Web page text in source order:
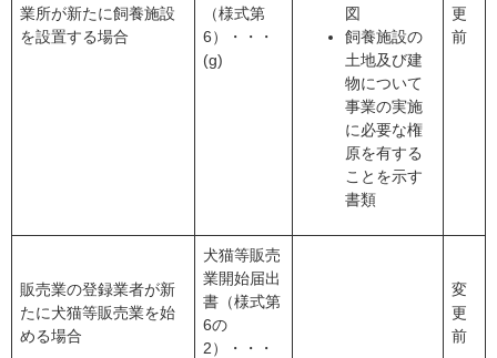
業所が新たに飼養施設
を設置する場合
（様式第
6）・・・
(g)
図
飼養施設の
土地及び建
物について
事業の実施
に必要な権
原を有する
ことを示す
書類
更
前
販売業の登録業者が新
たに犬猫等販売業を始
める場合
犬猫等販売
業開始届出
書（様式第
6の
2）・・・
変
更
前